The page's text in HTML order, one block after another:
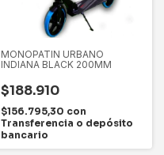
MONOPATIN URBANO
INDIANA BLACK 200MM
$188.910
$156.795,30 con
Transferencia o depósito
bancario